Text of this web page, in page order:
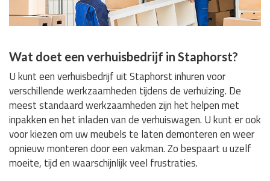
Wat doet een verhuisbedrijf in Staphorst?
U kunt een verhuisbedrijf uit Staphorst inhuren voor
verschillende werkzaamheden tijdens de verhuizing. De
meest standaard werkzaamheden zijn het helpen met
inpakken en het inladen van de verhuiswagen. U kunt er ook
voor kiezen om uw meubels te laten demonteren en weer
opnieuw monteren door een vakman. Zo bespaart u uzelf
moeite, tijd en waarschijnlijk veel frustraties.